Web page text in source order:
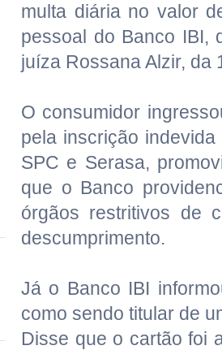
multa diária no valor
pessoal do Banco IBI,
juíza Rossana Alzir, da
O consumidor
pela inscrição
SPC e Serasa,
que o Banco
órgãos restritivos de
descumprimento.
Já o Banco IBI
como sendo titular de
Disse que o cartão foi